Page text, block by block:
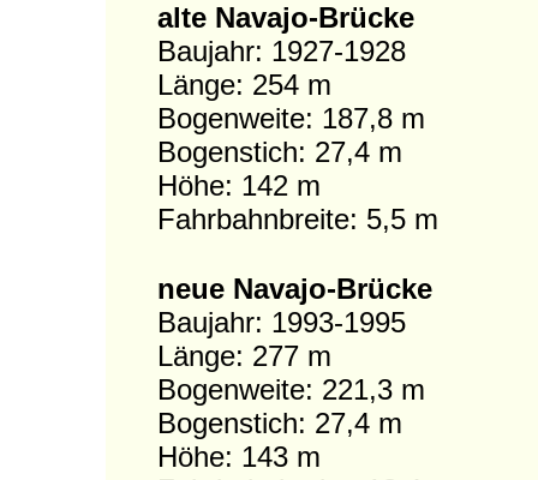
alte Navajo-Brücke
Baujahr: 1927-1928
Länge: 254 m
Bogenweite: 187,8 m
Bogenstich: 27,4 m
Höhe: 142 m
Fahrbahnbreite: 5,5 m
neue Navajo-Brücke
Baujahr: 1993-1995
Länge: 277 m
Bogenweite: 221,3 m
Bogenstich: 27,4 m
Höhe: 143 m